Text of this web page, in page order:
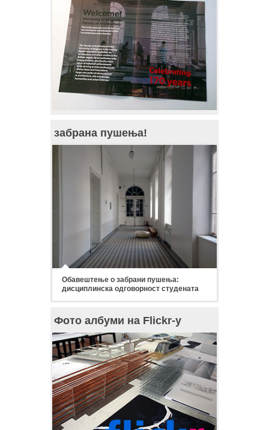
забрана пушења!
Обавештење о забрани пушења:
дисциплинска одговорност студената
Фото албуми на Flickr-у